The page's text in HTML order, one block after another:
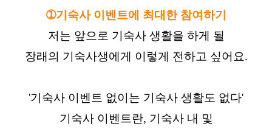
➀기숙사 이벤트에 최대한 참여하기
저는 앞으로 기숙사 생활을 하게 될
장래의 기숙사생에게 이렇게 전하고 싶어요.
'기숙사 이벤트 없이는 기숙사 생활도 없다'
기숙사 이벤트란, 기숙사 내 및